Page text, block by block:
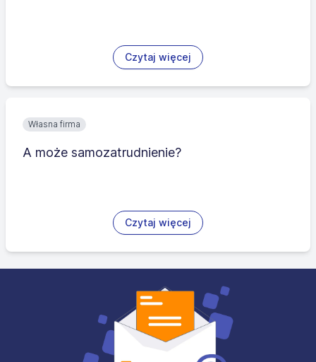
Czytaj więcej
Własna firma
A może samozatrudnienie?
Czytaj więcej